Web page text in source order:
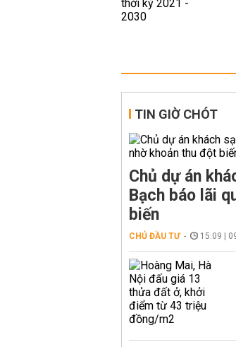
TIN GIỜ CHÓT
Chủ dự án
Bạch báo lãi
biến
CHỦ ĐẦU TƯ 15:09 |